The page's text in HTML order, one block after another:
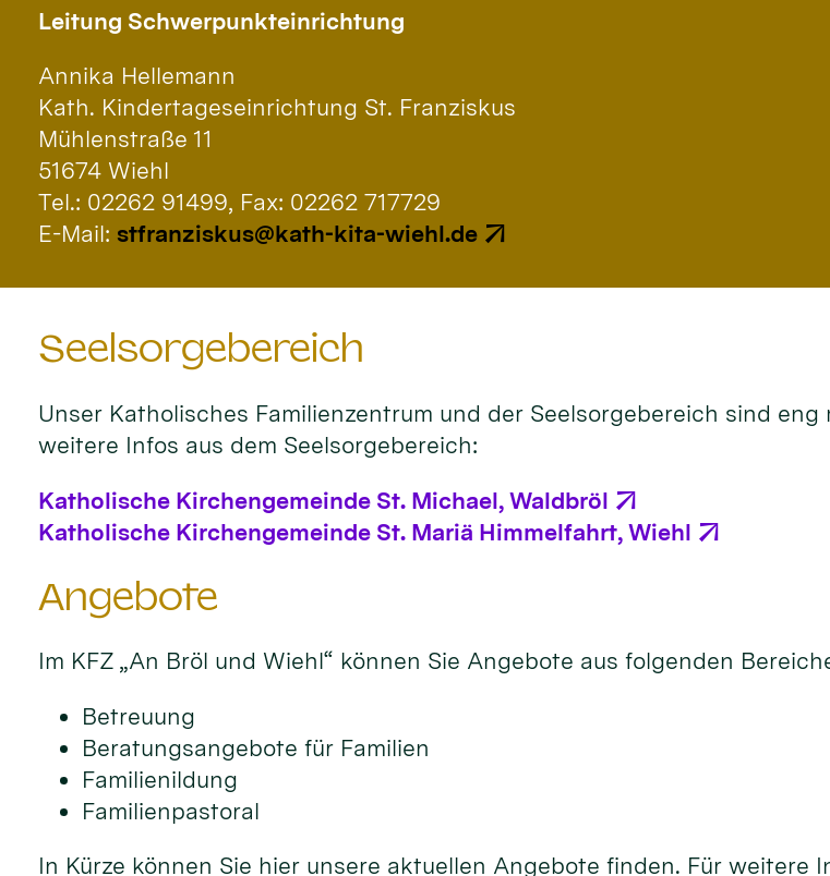
Leitung Schwerpunkteinrichtung
Annika Hellemann
Kath. Kindertageseinrichtung St. Franziskus
Mühlenstraße 11
51674 Wiehl
Tel.: 02262 91499, Fax: 02262 717729
E-Mail:stfranziskus@kath-kita-wiehl.de
Seelsorgebereich
Unser Katholisches Familienzentrum und der Seelsorgebereich sind
weitere Infos aus dem Seelsorgebereich:
Katholische Kirchengemeinde St. Michael, Waldbröl
Katholische Kirchengemeinde St. Mariä Himmelfahrt, Wiehl
Angebote
Im KFZ „An Bröl und Wiehl“ können Sie Angebote aus folgenden
Betreuung
Beratungsangebote für Familien
Familienildung
Familienpastoral
In Kürze können Sie hier unsere aktuellen Angebote finden. Für